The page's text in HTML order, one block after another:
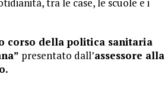
corso della politica sanitaria
presentato dall’assessore alla